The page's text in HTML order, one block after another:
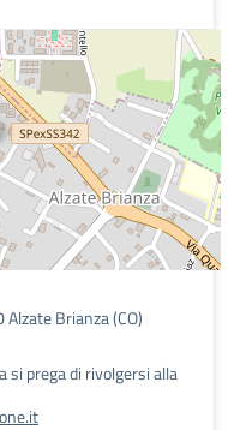
Alzate Brianza (CO)
si prega di rivolgersi alla